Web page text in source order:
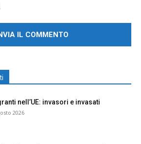
nell’UE: invasori e invasati
2026